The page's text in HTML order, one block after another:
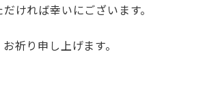
ければ幸いにございます。
祈り申し上げます。